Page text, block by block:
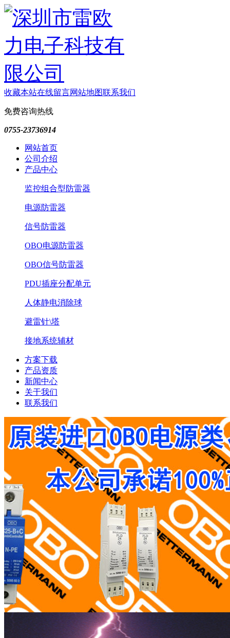
收藏本站在线留言网站地图联系我们
免费咨询热线
0755-23736914
网站首页
公司介绍
产品中心
监控组合型防雷器
电源防雷器
信号防雷器
OBO电源防雷器
OBO信号防雷器
PDU插座分配单元
人体静电消除球
避雷针\塔
接地系统辅材
方案下载
产品资质
新闻中心
关于我们
联系我们